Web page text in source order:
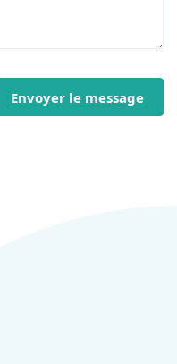
Envoyer le message